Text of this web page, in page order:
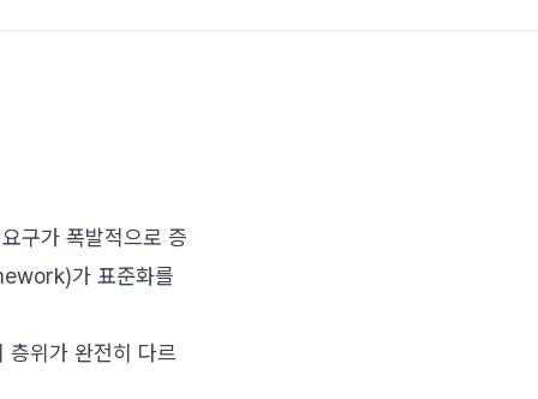
구가 폭발적으로 증
가 표준화를
위가 완전히 다르